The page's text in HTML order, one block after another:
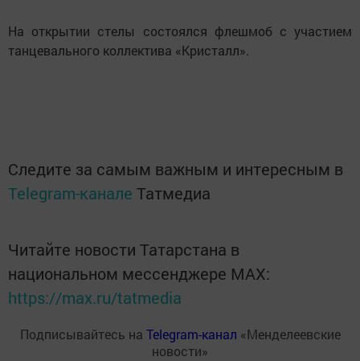
На открытии стелы состоялся флешмоб с участием
танцевального коллектива «Кристалл».
Следите за самым важным и интересным в
Telegram-канале Татмедиа
Читайте новости Татарстана в
национальном мессенджере MАХ:
https://max.ru/tatmedia
Подписывайтесь на Telegram-канал «Менделеевские
новости»